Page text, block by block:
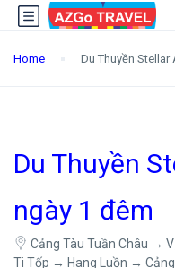
Home Du Thuyền
Du Thuyền
ngày 1 đêm
Cảng Tàu Tuần Châu →
Ti Tốp → Hang Luồn →